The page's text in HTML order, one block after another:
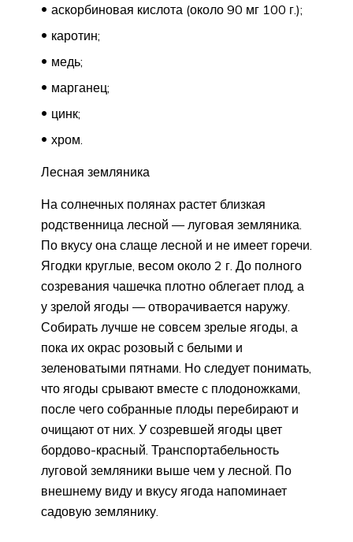
аскорбиновая кислота (около 90 мг 100 г.);
каротин;
медь;
марганец;
цинк;
хром.
Лесная земляника
На солнечных полянах растет близкая
родственница лесной — луговая земляника.
По вкусу она слаще лесной и не имеет горечи.
Ягодки круглые, весом около 2 г. До полного
созревания чашечка плотно облегает плод, а
у зрелой ягоды — отворачивается наружу.
Собирать лучше не совсем зрелые ягоды, а
пока их окрас розовый с белыми и
зеленоватыми пятнами. Но следует понимать,
что ягоды срывают вместе с плодоножками,
после чего собранные плоды перебирают и
очищают от них. У созревшей ягоды цвет
бордово-красный. Транспортабельность
луговой земляники выше чем у лесной. По
внешнему виду и вкусу ягода напоминает
садовую землянику.